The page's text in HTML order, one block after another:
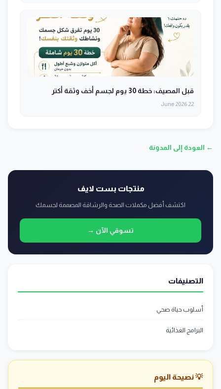
قبل المصيف: خطة 30 يوم لجسم أخف وثقة أكتر
22 June 2026
← العودة إلى المدونة
منتجات بست لايف
اكتشف أفضل مكملات الصحة والرشاقة المصممة لجسمك
تسوقي الآن →
التصنيفات
أسلوب حياة صحي
البرامج الغذائية
💡 نصيحة اليوم